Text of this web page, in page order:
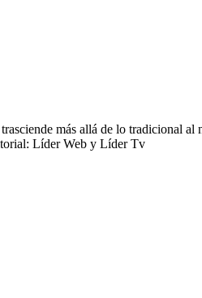
más allá de lo tradicional
Líder Web y Líder Tv